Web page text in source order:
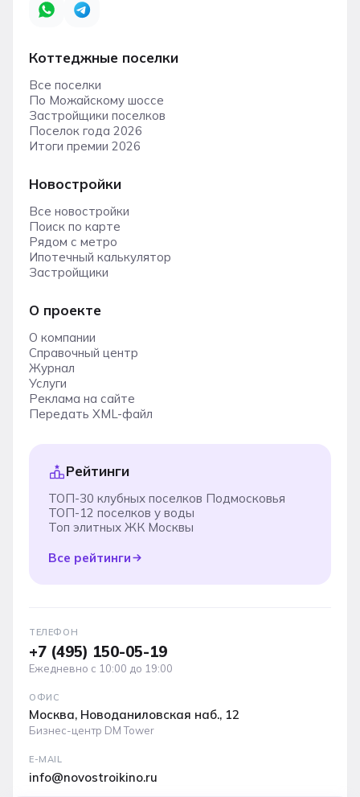
Коттеджные поселки
Все поселки
По Можайскому шоссе
Застройщики поселков
Поселок года 2026
Итоги премии 2026
Новостройки
Все новостройки
Поиск по карте
Рядом с метро
Ипотечный калькулятор
Застройщики
О проекте
О компании
Справочный центр
Журнал
Услуги
Реклама на сайте
Передать XML-файл
Рейтинги
ТОП-30 клубных поселков Подмосковья
ТОП-12 поселков у воды
Топ элитных ЖК Москвы
Все рейтинги
ТЕЛЕФОН
+7 (495) 150-05-19
Ежедневно с 10:00 до 19:00
ОФИС
Москва, Новоданиловская наб., 12
Бизнес-центр DM Tower
E-MAIL
info@novostroikino.ru